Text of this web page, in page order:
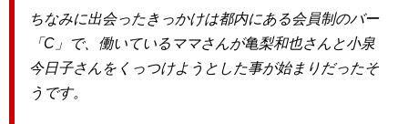
ちなみに出会ったきっかけは都内にある会員制のバー
「C」で、働いているママさんが亀梨和也さんと小泉
今日子さんをくっつけようとした事が始まりだったそ
うです。